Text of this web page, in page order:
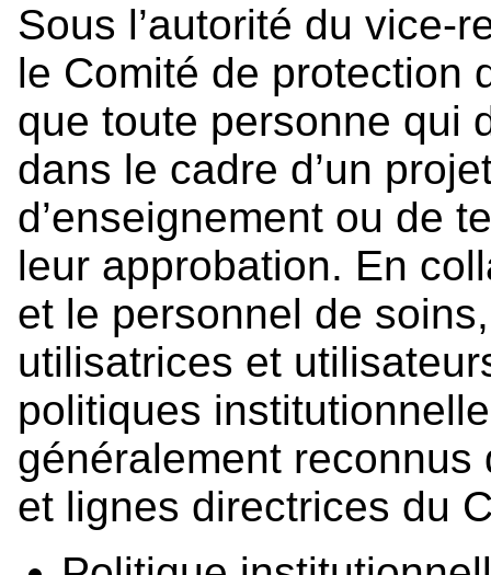
Sous l’autorité du vice-
le Comité de protection
que toute personne qui
dans le cadre d’un
d’enseignement ou de
leur approbation. En
et le personnel de
utilisatrices et
politiques
généralement
et lignes directrices du